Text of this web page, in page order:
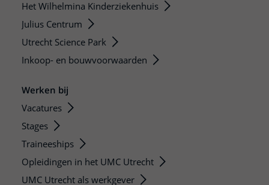
Het Wilhelmina Kinderziekenhuis
Julius Centrum
Utrecht Science Park
Inkoop- en bouwvoorwaarden
Werken bij
Vacatures
Stages
Traineeships
Opleidingen in het UMC Utrecht
UMC Utrecht als werkgever